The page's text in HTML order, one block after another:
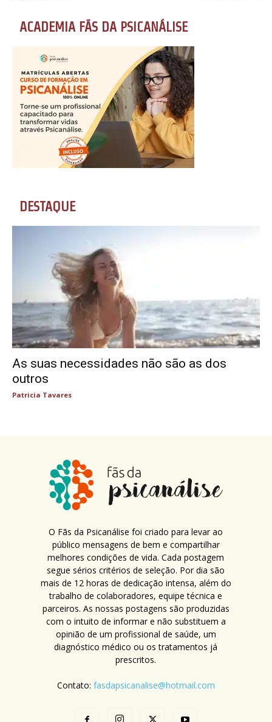
ACADEMIA FÃS DA PSICANÁLISE
DESTAQUE
As suas necessidades não são as dos
outros
Patricia Tavares
O Fãs da Psicanálise foi criado para levar ao
público mensagens de bem e compartilhar
melhores condições de vida. Cada postagem
segue sérios critérios de seleção. Por dia são
mais de 12 horas de dedicação intensa, além do
trabalho de colaboradores, equipe técnica e
parceiros. As nossas postagens são produzidas
com o intuito de informar e não substituem a
opinião de um profissional de saúde, um
diagnóstico médico ou os tratamentos já
prescritos.
Contato: fasdapsicanalise@hotmail.com